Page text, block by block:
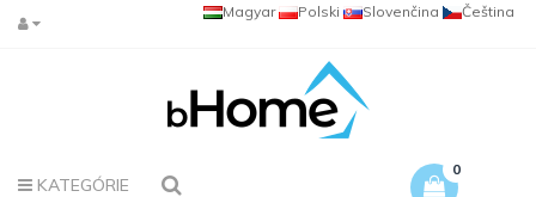
Čeština
Slovenčina
Polski
Magyar
KATEGÓRIE
0